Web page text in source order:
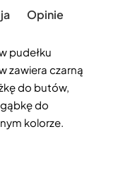
Opinie
pudełku
zawiera czarną
do butów,
do
kolorze.